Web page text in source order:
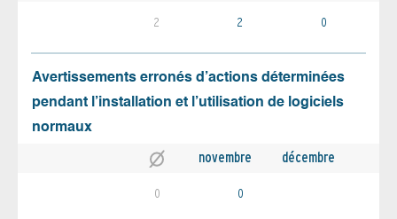
2 2 0
Avertissements erronés d’actions déterminées
pendant l’installation et l’utilisation de logiciels
normaux
novembre décembre
0 0